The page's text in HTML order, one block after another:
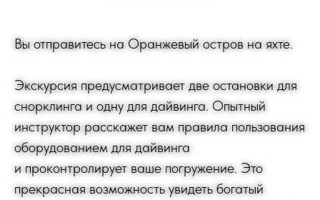
Вы отправитесь на Оранжевый остров на яхте.
Экскурсия предусматривает две остановки для
снорклинга и одну для дайвинга. Опытный
инструктор расскажет вам правила пользования
оборудованием для дайвинга
и проконтролирует ваше погружение. Это
прекрасная возможность увидеть богатый